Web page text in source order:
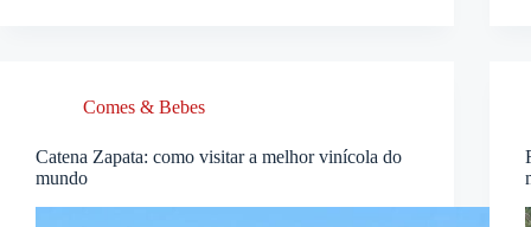
Comes & Bebes
Catena Zapata: como visitar a melhor vinícola do
mundo